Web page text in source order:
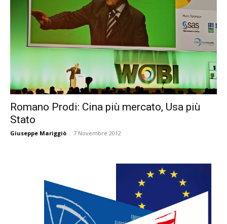
Romano Prodi: Cina più mercato, Usa più
Stato
Giuseppe Mariggiò - 7 Novembre 2012